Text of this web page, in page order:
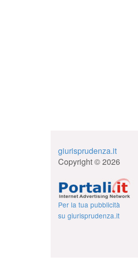
giurisprudenza.it
Copyright © 2026
Per la tua pubblicità
su giurisprudenza.it